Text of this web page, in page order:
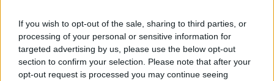
If you wish to opt-out of the sale, sharing to third parties, or
processing of your personal or sensitive information for
targeted advertising by us, please use the below opt-out
section to confirm your selection. Please note that after your
opt-out request is processed you may continue seeing